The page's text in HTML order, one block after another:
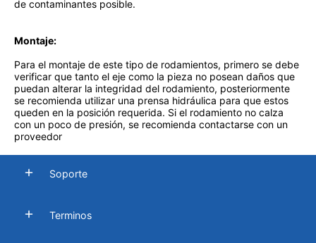
de contaminantes posible.
Montaje:
Para el montaje de este tipo de rodamientos, primero se debe
verificar que tanto el eje como la pieza no posean daños que
puedan alterar la integridad del rodamiento, posteriormente
se recomienda utilizar una prensa hidráulica para que estos
queden en la posición requerida. Si el rodamiento no calza
con un poco de presión, se recomienda contactarse con un
proveedor
Soporte
Terminos